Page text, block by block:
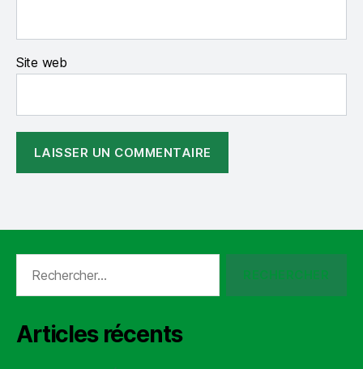
Site web
Articles récents